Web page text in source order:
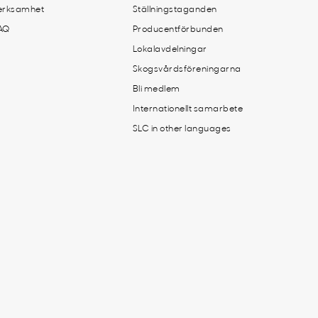
Ställningstaganden
Producentförbunden
Lokalavdelningar
Skogsvårdsföreningarna
Bli medlem
Internationellt samarbete
SLC in other languages